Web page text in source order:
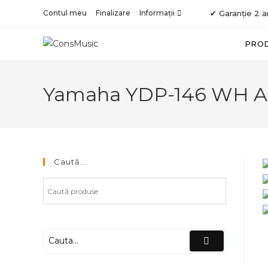
Contul meu Finalizare Informații ✔ Garanție 2
Yamaha YDP-146 WH
Caută…